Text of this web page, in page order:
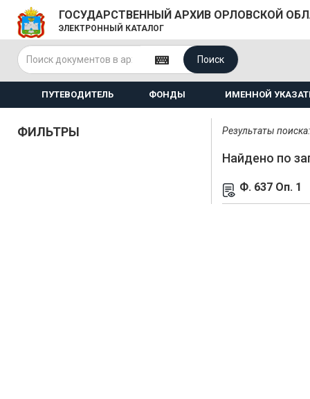
ГОСУДАРСТВЕННЫЙ АРХИВ ОРЛОВСКОЙ
ЭЛЕКТРОННЫЙ КАТАЛОГ
Поиск
ПУТЕВОДИТЕЛЬ ФОНДЫ ИМЕННОЙ
ФИЛЬТРЫ Результаты
Найдено по
Ф. 637 Оп. 1